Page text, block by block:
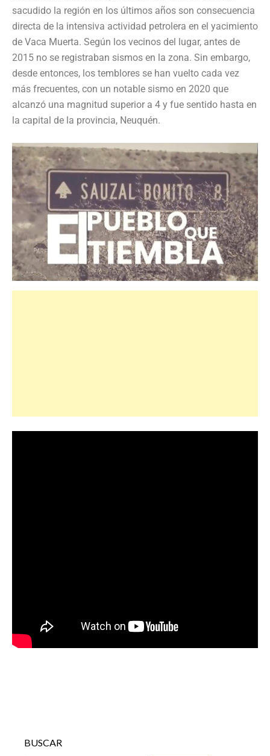
sacudido la región en los últimos años son consecuencia
directa de la intensiva actividad petrolera en el yacimiento
de Vaca Muerta. Según los vecinos del lugar, antes de
2015 no se registraban sismos en la zona. Sin embargo,
desde entonces, los temblores se han vuelto cada vez
más frecuentes, con un notable sismo en 2020 que
alcanzó una magnitud superior a 4 y fue sentido hasta en
la capital de la provincia, Neuquén.
BUSCAR